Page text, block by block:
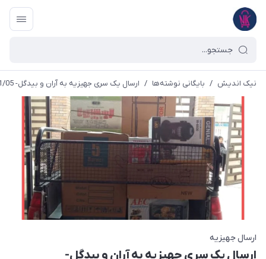
نیک اندیش / بایگانی نوشته‌ها / ارسال یک سری جهیزیه به آران و بیدگل- 1398/11/05
ارسال جهیزیه
ارسال یک سری جهیزیه به آران و بیدگل-